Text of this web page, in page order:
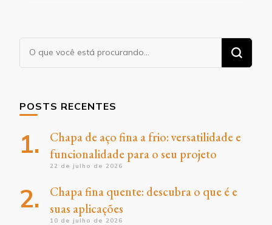
Procurando
algo?
POSTS RECENTES
Chapa de aço fina a frio: versatilidade e
funcionalidade para o seu projeto
22 de julho de 2026
Chapa fina quente: descubra o que é e
suas aplicações
10 de julho de 2026